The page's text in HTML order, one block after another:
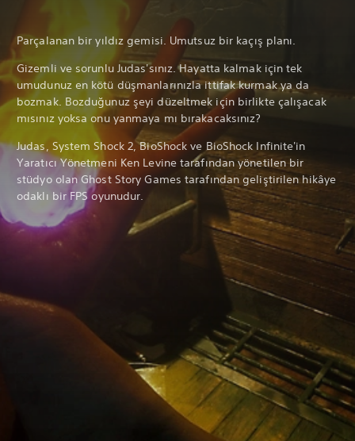
Parçalanan bir yıldız gemisi. Umutsuz bir kaçış planı.
Gizemli ve sorunlu Judas'sınız. Hayatta kalmak için tek
umudunuz en kötü düşmanlarınızla ittifak kurmak ya da
bozmak. Bozduğunuz şeyi düzeltmek için birlikte çalışacak
mısınız yoksa onu yanmaya mı bırakacaksınız?
Judas, System Shock 2, BioShock ve BioShock Infinite'in
Yaratıcı Yönetmeni Ken Levine tarafından yönetilen bir
stüdyo olan Ghost Story Games tarafından geliştirilen hikâye
odaklı bir FPS oyunudur.